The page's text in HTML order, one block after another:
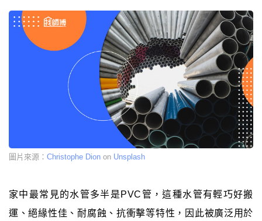
圖片來源： Christophe Dion on Unsplash
家中最常見的水管多半是PVC管，這種水管有輕巧好搬
運、絕緣性佳、耐腐蝕、抗衝擊等特性，因此被廣泛用於